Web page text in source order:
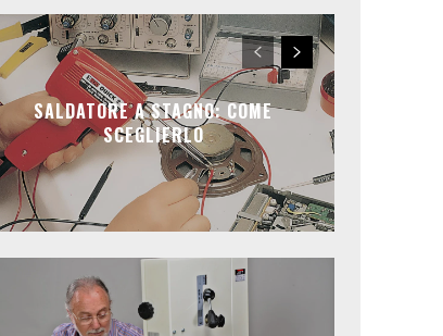
SALDATORE A STAGNO: COME
SCEGLIERLO